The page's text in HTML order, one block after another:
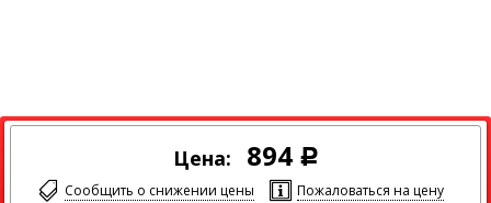
Цена: 894 Р
Сообщить о снижении цены
Пожаловаться на цену